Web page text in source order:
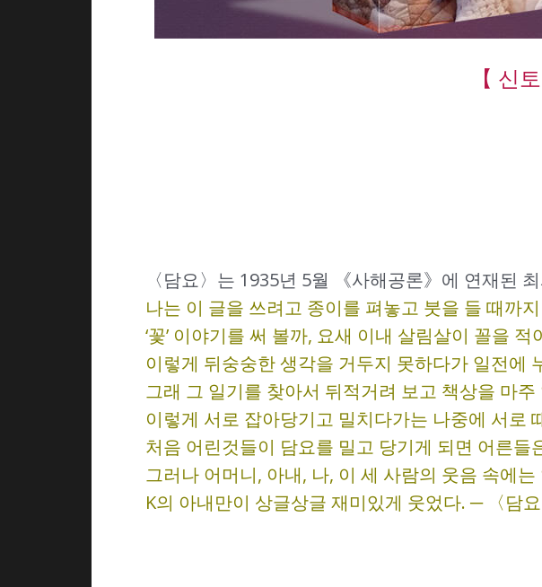
【 신
〈담요〉는 1935년 5월 《사해공론》에 연재된
나는 이 글을 쓰려고 종이를 펴놓고 붓을 들 때까
‘꽃’ 이야기를 써 볼까, 요새 이내 살림살이 꼴을 적
이렇게 뒤숭숭한 생각을 거두지 못하다가 일전에
그래 그 일기를 찾아서 뒤적거려 보고 책상을 마
이렇게 서로 잡아당기고 밀치다가는 나중에 서로
처음 어린것들이 담요를 밀고 당기게 되면 어른들
그러나 어머니, 아내, 나, 이 세 사람의 웃음 속에
K의 아내만이 상글상글 재미있게 웃었다. ─ 〈담